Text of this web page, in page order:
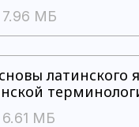
7.96 МБ
латинского
6.61 МБ